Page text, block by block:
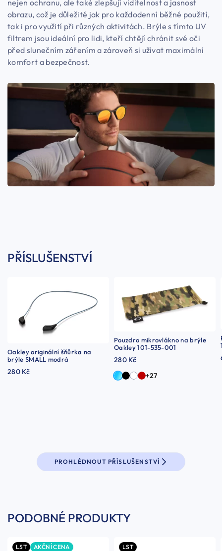
nejen ochranu, ale také zlepšují viditelnost a jasnost
obrazu, což je důležité jak pro každodenní běžné použití,
tak i pro využití při různých aktivitách. Brýle s tímto UV
filtrem jsou ideální pro lidi, kteří chtějí chránit své oči
před slunečním zářením a zároveň si užívat maximální
komfort a bezpečnost.
PŘÍSLUŠENSTVÍ
Oakley originální šňůrka na
brýle SMALL modrá
280 Kč
Pouzdro mikrovlákno na brýle
Oakley 101-535-001
280 Kč
+27
PROHLÉDNOUT PŘÍSLUŠENSTVÍ
PODOBNÉ PRODUKTY
LST AKČNÍ CENA LST